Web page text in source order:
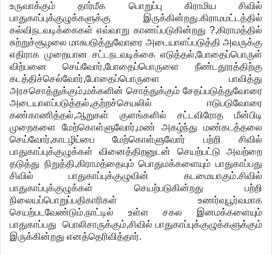
உருவாக்கும்
தார்மீக பொறுப்பு கிராமிய
சிவில்
பாதுகாப்புக்குழுக்களுக்கு
இருக்கின்றது.கிராமமட்டத்தில்
கல்விநடவடிக்கைகள் எவ்வாறு காணப்படுகின்றது ?,கிராமத்தில்
சுற்றுச்சூழலை மாசுபடுத்துவோரை அடையாளப்படுத்தி அவருக்கு
எதிராக முறையான சட்டநடவடிக்கை எடுத்தல்,போதைப்பொருள்
விற்பனை
செய்வோர்,போதைப்பொருளை
நீண்டதூரத்திற்கு
கடத்திச்செல்வோர்,போதைப்பொருளை
பாவித்து
அரசசொத்துக்கும்,மக்களின் சொத்துக்கும் சேதப்படுத்துவோரை
அடையாளப்படுத்தல்,குற்றச்செயலில்
ஈடுபடுவோரை
கண்காணித்தல்,ஆறுகள் குளங்களில் சட்டவிரோத
மீன்பிடி
முறைகளை
மேற்கொள்ளுவோர்,மண் அகழ்ந்து
மண்கடத்தலை
செய்வோர்,காடழிப்பை மேற்கொள்ளுவோர் பற்றி
சிவில்
பாதுகாப்புக்குழுக்கள்
வினைத்திறனுடன் செயற்பட்டு
அவற்றை
தடுத்து நிறுத்தி,கிராமத்தையும் பொதுமக்களையும் பாதுகாப்பது
சிவில்
பாதுகாப்புக்குழுவின் கடமையாகும்.சிவில்
பாதுகாப்புக்குழுக்கள்
செயற்படுகின்றது
பற்றி
நிலையப்பொறுப்பதிகாரிகள்
உணர்வுபூர்வமாக
செயற்படவேண்டும்.நாட்டில் உள்ள சகல
இனமக்களையும்
பாதுகாப்பது
பொலிசாருக்கும்,சிவில் பாதுகாப்புக்குழுக்களுக்கும்
இருக்கின்றது எனத்தெரிவித்தார்.